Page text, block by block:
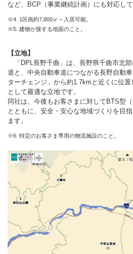
など、BCP（事業継続計画）にも対応し
※4. 1区画約7,800㎡～入居可能。
※5. 建物が接する地面のこと。
【立地】
「DPL長野千曲」は、長野県千曲市北
道と、中央自動車道につながる長野自動
ターチェンジ」から約1.7kmと近くに位
として最適な立地です。
同社は、今後もお客さまに対してBTS型
とともに、安全・安心な地域づくりを目
ます。
※6. 特定のお客さま専用の物流施設のこと。